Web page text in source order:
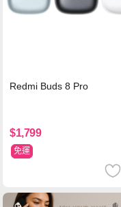
Redmi Buds 8 Pro
$1,799
免運